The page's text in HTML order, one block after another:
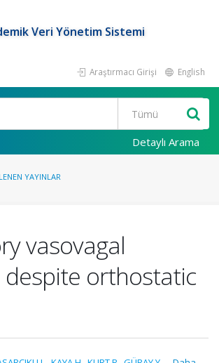
Veri Yönetim Sistemi
Araştırmacı Girişi English
Detaylı Arama
YAYINLAR
vasovagal
despite orthostatic